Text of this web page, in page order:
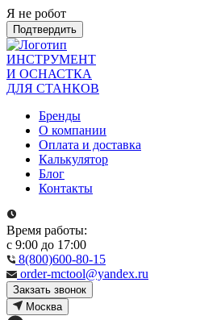
Я не робот
Подтвердить
ИНСТРУМЕНТ
И ОСНАСТКА
ДЛЯ СТАНКОВ
Бренды
О компании
Оплата и доставка
Калькулятор
Блог
Контакты
Время работы:
с 9:00 до 17:00
8(800)600-80-15
order-mctool@yandex.ru
Закзать звонок
Москва